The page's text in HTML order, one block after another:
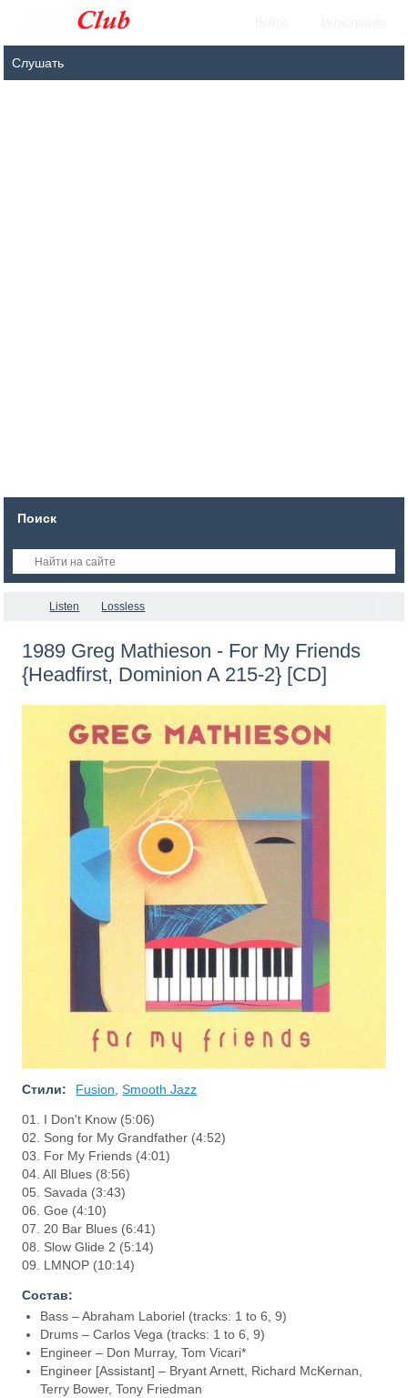
Поиск
Listen Lossless
1989 Greg Mathieson - For My Friends
{Headfirst, Dominion A 215-2} [CD]
Стили: Fusion ,Smooth Jazz
01. I Don't Know (5:06)
02. Song for My Grandfather (4:52)
03. For My Friends (4:01)
04. All Blues (8:56)
05. Savada (3:43)
06. Goe (4:10)
07. 20 Bar Blues (6:41)
08. Slow Glide 2 (5:14)
09. LMNOP (10:14)
Состав:
Bass – Abraham Laboriel (tracks: 1 to 6, 9)
Drums – Carlos Vega (tracks: 1 to 6, 9)
Engineer – Don Murray, Tom Vicari*
Engineer [Assistant] – Bryant Arnett, Richard McKernan,
Terry Bower, Tony Friedman